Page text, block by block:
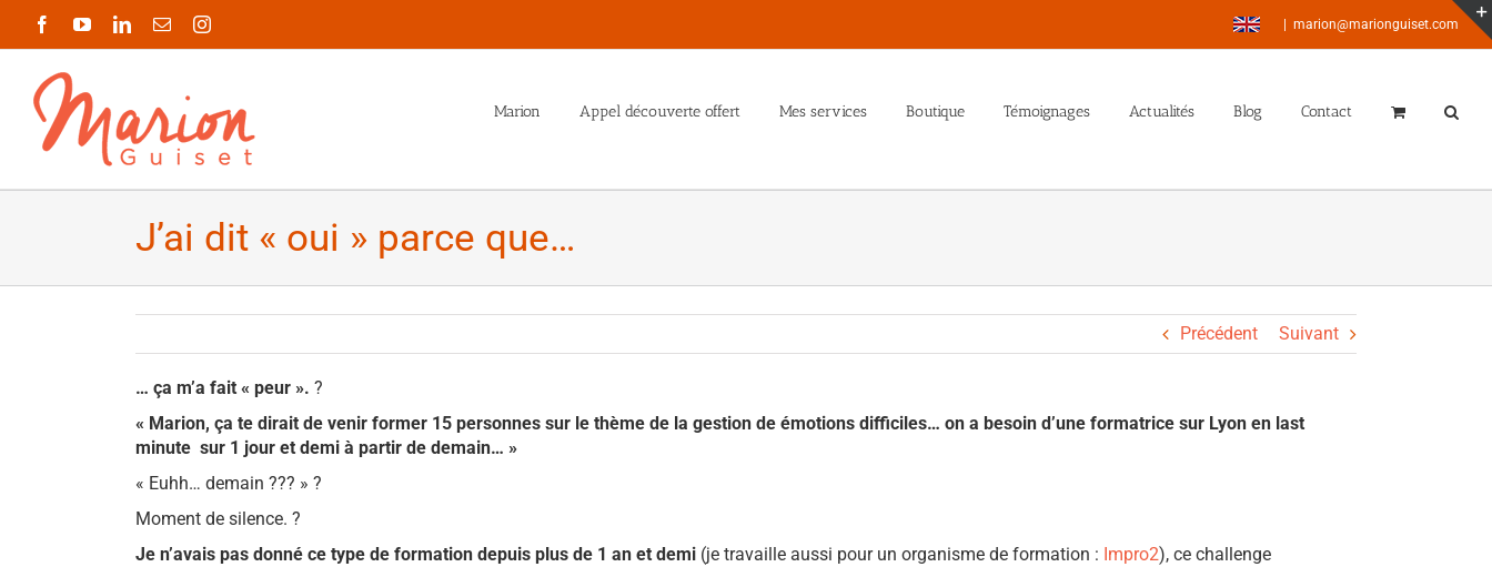
Passer
FacebookYouTubeLinkedIn
EmailInstagram marion@marionguiset.com
Marion Appel découverte offert Mes services Boutique Témoignages Actualités Blog Contact
J’ai dit « oui » parce que…
Précédent Suivant
… ça m’a fait « peur ». ?
« Marion, ça te dirait de venir former 15 personnes sur le thème de la gestion de émotions difficiles… on a besoin d’une formatrice sur Lyon en last
minute sur 1 jour et demi à partir de demain… »
« Euhh… demain ??? » ?
Moment de silence. ?
Je n’avais pas donné ce type de formation depuis plus de 1 an et demi (je travaille aussi pour un organisme de formation : Impro2), ce challenge